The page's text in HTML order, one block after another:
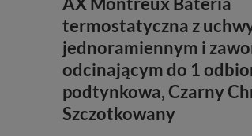
termostatyczna z
jednoramiennym i
odcinającym do 1
podtynkowa, Czarny
Szczotkowany